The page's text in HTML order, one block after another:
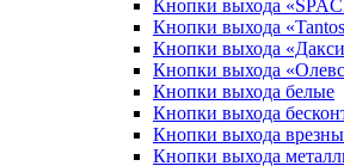
Кнопки выхода
Кнопки выхода
Кнопки выхода
Кнопки выхода
Кнопки выхода белые
Кнопки выхода
Кнопки выхода
Кнопки выхода